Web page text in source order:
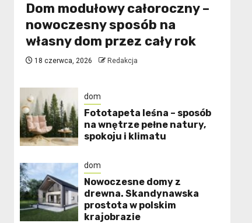
Dom modułowy całoroczny –
nowoczesny sposób na
własny dom przez cały rok
18 czerwca, 2026 Redakcja
dom
​Fototapeta leśna – sposób
na wnętrze pełne natury,
spokoju i klimatu
dom
Nowoczesne domy z
drewna. Skandynawska
prostota w polskim
krajobrazie